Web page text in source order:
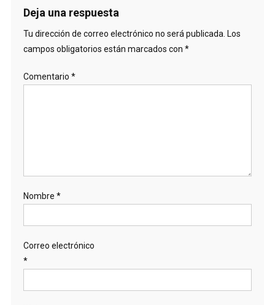
Deja una respuesta
Tu dirección de correo electrónico no será publicada. Los
campos obligatorios están marcados con *
Comentario *
Nombre *
Correo electrónico
*